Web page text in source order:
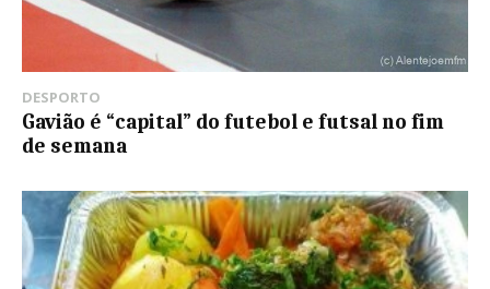
DESPORTO
Gavião é “capital” do futebol e futsal no fim
de semana